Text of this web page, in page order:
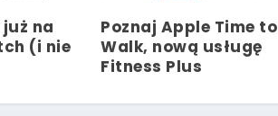
na
(i nie
Poznaj Apple Time to
Walk, nową usługę
Fitness Plus